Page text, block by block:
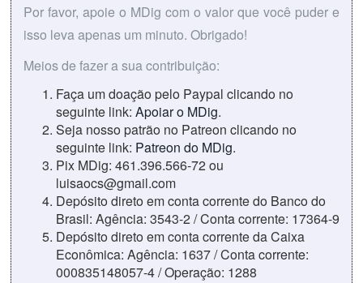
Por favor, apoie o MDig com o valor que você puder e
isso leva apenas um minuto. Obrigado!
Meios de fazer a sua contribuição:
Faça um doação pelo Paypal clicando no
seguinte link: Apoiar o MDig.
Seja nosso patrão no Patreon clicando no
seguinte link: Patreon do MDig.
Pix MDig: 461.396.566-72 ou
luisaocs@gmail.com
Depósito direto em conta corrente do Banco do
Brasil: Agência: 3543-2 / Conta corrente: 17364-9
Depósito direto em conta corrente da Caixa
Econômica: Agência: 1637 / Conta corrente:
000835148057-4 / Operação: 1288